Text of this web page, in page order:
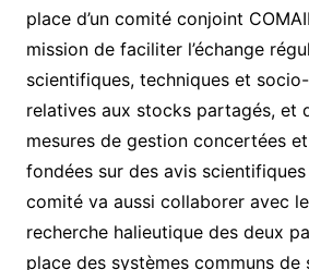
place d’un comité conjoint
mission de faciliter l’échange
scientifiques, techniques et
relatives aux stocks partagés, et
mesures de gestion concertées
fondées sur des avis
comité va aussi collaborer avec
recherche halieutique des deux
place des systèmes communs de